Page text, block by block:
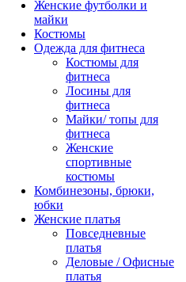
Женские футболки и
майки
Костюмы
Одежда для фитнеса
Костюмы для
фитнеса
Лосины для
фитнеса
Майки/ топы для
фитнеса
Женские
спортивные
костюмы
Комбинезоны, брюки,
юбки
Женские платья
Повседневные
платья
Деловые / Офисные
платья